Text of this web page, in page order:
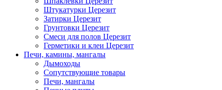
Штукатурки Церезит
Затирки Церезит
Грунтовки Церезит
Смеси для полов Церезит
Герметики и клеи Церезит
Печи, камины, мангалы
Дымоходы
Сопутствующие товары
Печи, мангалы